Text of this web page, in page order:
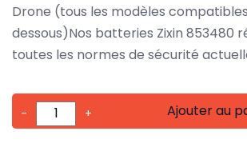
Drone (tous les modèles
dessous)Nos batteries Zixin 853480
toutes les normes de sécurité
- + Ajouter au